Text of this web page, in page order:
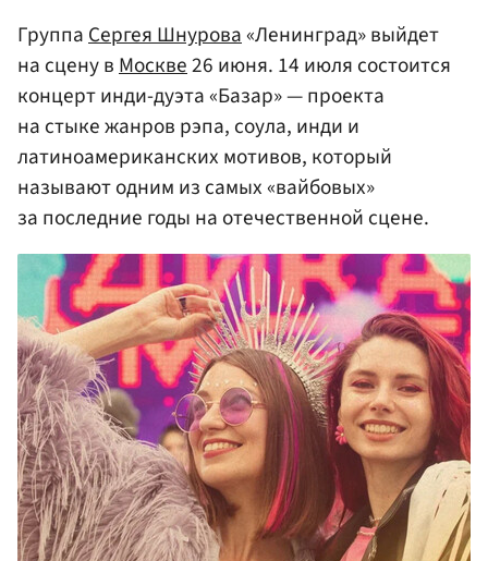
Группа Сергея Шнурова«Ленинград» выйдет
на сцену в Москве26 июня. 14 июля состоится
концерт инди-дуэта «Базар» — проекта
на стыке жанров рэпа, соула, инди и
латиноамериканских мотивов, который
называют одним из самых «вайбовых»
за последние годы на отечественной сцене.